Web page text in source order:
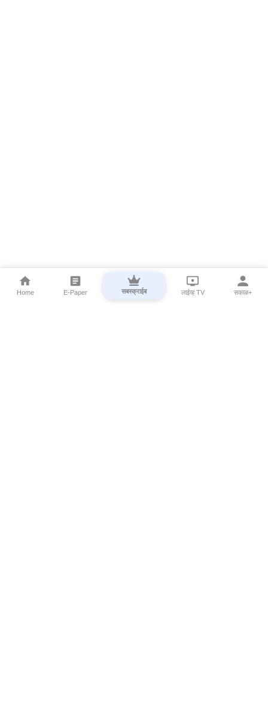
Home E-Paper सबस्क्राईब लाईव्ह TV सकाळ+